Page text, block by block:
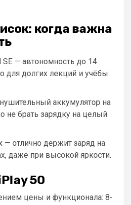
когда важна
SE — автономность до 14
для долгих лекций и учёбы
аккумулятор на
не брать зарядку на целый
— отлично держит заряд на
даже при высокой яркости.
50
цены и функционала: 8-